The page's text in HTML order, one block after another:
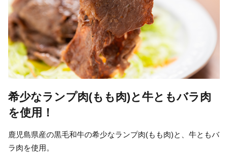
希少なランプ肉(もも肉)と牛ともバラ肉
を使用！
鹿児島県産の黒毛和牛の希少なランプ肉(もも肉)と、牛ともバ
ラ肉を使用。